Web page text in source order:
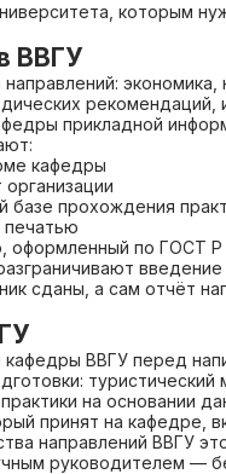
которым
ВВГУ
прикладной
кафедры
базе прохождения
печатью
оформленный по ГОСТ Р
сданы, а сам отчёт
ВВГУ перед
на основании
принят на кафедре,
направлений ВВГУ
руководителем —